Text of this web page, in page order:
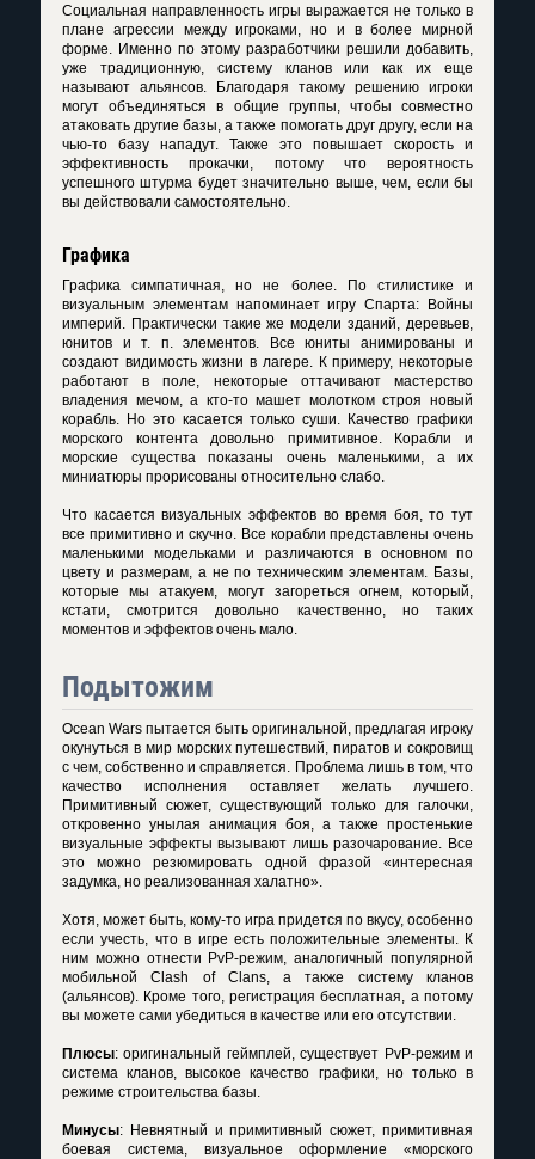
Социальная направленность игры выражается не только в
плане агрессии между игроками, но и в более мирной
форме. Именно по этому разработчики решили добавить,
уже традиционную, систему кланов или как их еще
называют альянсов. Благодаря такому решению игроки
могут объединяться в общие группы, чтобы совместно
атаковать другие базы, а также помогать друг другу, если на
чью-то базу нападут. Также это повышает скорость и
эффективность прокачки, потому что вероятность
успешного штурма будет значительно выше, чем, если бы
вы действовали самостоятельно.
Графика
Графика симпатичная, но не более. По стилистике и
визуальным элементам напоминает игру Спарта: Войны
империй. Практически такие же модели зданий, деревьев,
юнитов и т. п. элементов. Все юниты анимированы и
создают видимость жизни в лагере. К примеру, некоторые
работают в поле, некоторые оттачивают мастерство
владения мечом, а кто-то машет молотком строя новый
корабль. Но это касается только суши. Качество графики
морского контента довольно примитивное. Корабли и
морские существа показаны очень маленькими, а их
миниатюры прорисованы относительно слабо.
Что касается визуальных эффектов во время боя, то тут
все примитивно и скучно. Все корабли представлены очень
маленькими модельками и различаются в основном по
цвету и размерам, а не по техническим элементам. Базы,
которые мы атакуем, могут загореться огнем, который,
кстати, смотрится довольно качественно, но таких
моментов и эффектов очень мало.
Подытожим
Ocean Wars пытается быть оригинальной, предлагая игроку
окунуться в мир морских путешествий, пиратов и сокровищ
с чем, собственно и справляется. Проблема лишь в том, что
качество исполнения оставляет желать лучшего.
Примитивный сюжет, существующий только для галочки,
откровенно унылая анимация боя, а также простенькие
визуальные эффекты вызывают лишь разочарование. Все
это можно резюмировать одной фразой «интересная
задумка, но реализованная халатно».
Хотя, может быть, кому-то игра придется по вкусу, особенно
если учесть, что в игре есть положительные элементы. К
ним можно отнести PvP-режим, аналогичный популярной
мобильной Clash of Clans, а также систему кланов
(альянсов). Кроме того, регистрация бесплатная, а потому
вы можете сами убедиться в качестве или его отсутствии.
Плюсы: оригинальный геймплей, существует PvP-режим и
система кланов, высокое качество графики, но только в
режиме строительства базы.
Минусы: Невнятный и примитивный сюжет, примитивная
боевая система, визуальное оформление «морского